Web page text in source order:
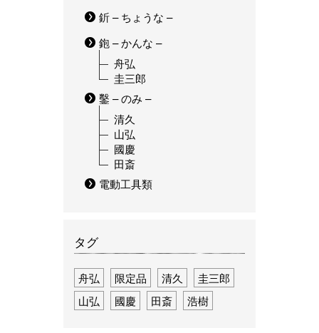
釿 – ちょうな –
鉋 – かんな –
舟弘
圭三郎
鑿 – のみ –
清久
山弘
國慶
田斎
電動工具類
タグ
舟弘 限定品 清久
圭三郎
山弘
國慶 田斎 浩樹